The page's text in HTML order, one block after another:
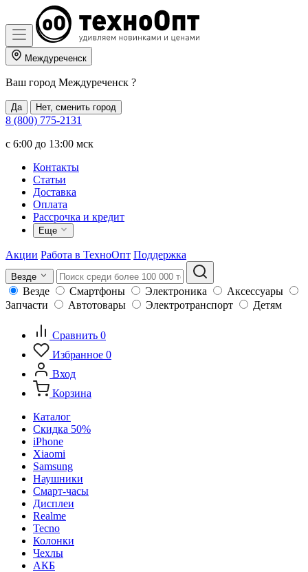
Междуреченск
Ваш город Междуреченск ?
Да Нет, сменить город
8 (800) 775-2131
c 6:00 до 13:00 мск
Контакты
Статьи
Доставка
Оплата
Рассрочка и кредит
Еще
Акции Работа в ТехноОпт Поддержка
Везде
Везде Смартфоны Электроника
Аксессуары
Запчасти
Автотовары Электротранспорт Детям
Сравнить 0
Избранное 0
Вход
Корзина
Каталог
Скидка 50%
iPhone
Xiaomi
Samsung
Наушники
Смарт-часы
Дисплеи
Realme
Tecno
Колонки
Чехлы
АКБ